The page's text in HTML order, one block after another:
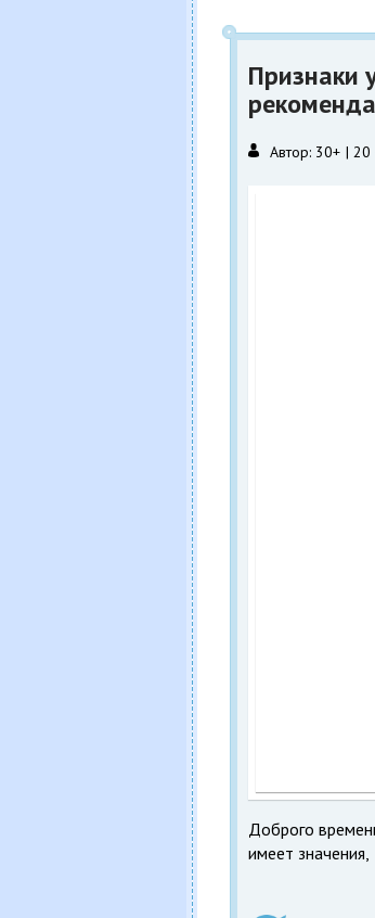
Признаки
Автор: 30+ 20
Доброго
имеет значения,